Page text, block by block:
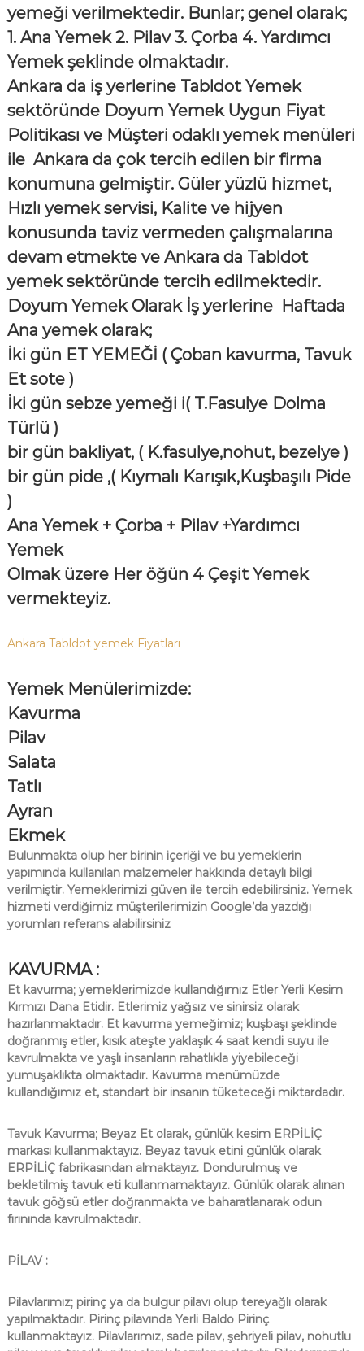
yemeği verilmektedir. Bunlar; genel olarak;
1. Ana Yemek 2. Pilav 3. Çorba 4. Yardımcı
Yemek şeklinde olmaktadır.
Ankara da iş yerlerine Tabldot Yemek
sektöründe Doyum Yemek Uygun Fiyat
Politikası ve Müşteri odaklı yemek menüleri
ile Ankara da çok tercih edilen bir firma
konumuna gelmiştir. Güler yüzlü hizmet,
Hızlı yemek servisi, Kalite ve hijyen
konusunda taviz vermeden çalışmalarına
devam etmekte ve Ankara da Tabldot
yemek sektöründe tercih edilmektedir.
Doyum Yemek Olarak İş yerlerine Haftada
Ana yemek olarak;
İki gün ET YEMEĞİ ( Çoban kavurma, Tavuk
Et sote )
İki gün sebze yemeği i( T.Fasulye Dolma
Türlü )
bir gün bakliyat, ( K.fasulye,nohut, bezelye )
bir gün pide ,( Kıymalı Karışık,Kuşbaşılı Pide
)
Ana Yemek + Çorba + Pilav +Yardımcı
Yemek
Olmak üzere Her öğün 4 Çeşit Yemek
vermekteyiz.
Ankara Tabldot yemek Fiyatları
Yemek Menülerimizde:
Kavurma
Pilav
Salata
Tatlı
Ayran
Ekmek
Bulunmakta olup her birinin içeriği ve bu yemeklerin
yapımında kullanılan malzemeler hakkında detaylı bilgi
verilmiştir. Yemeklerimizi güven ile tercih edebilirsiniz. Yemek
hizmeti verdiğimiz müşterilerimizin Google’da yazdığı
yorumları referans alabilirsiniz
KAVURMA :
Et kavurma; yemeklerimizde kullandığımız Etler Yerli Kesim
Kırmızı Dana Etidir. Etlerimiz yağsız ve sinirsiz olarak
hazırlanmaktadır. Et kavurma yemeğimiz; kuşbaşı şeklinde
doğranmış etler, kısık ateşte yaklaşık 4 saat kendi suyu ile
kavrulmakta ve yaşlı insanların rahatlıkla yiyebileceği
yumuşaklıkta olmaktadır. Kavurma menümüzde
kullandığımız et, standart bir insanın tüketeceği miktardadır.
Tavuk Kavurma; Beyaz Et olarak, günlük kesim ERPİLİÇ
markası kullanmaktayız. Beyaz tavuk etini günlük olarak
ERPİLİÇ fabrikasından almaktayız. Dondurulmuş ve
bekletilmiş tavuk eti kullanmamaktayız. Günlük olarak alınan
tavuk göğsü etler doğranmakta ve baharatlanarak odun
fırınında kavrulmaktadır.
PİLAV :
Pilavlarımız; pirinç ya da bulgur pilavı olup tereyağlı olarak
yapılmaktadır. Pirinç pilavında Yerli Baldo Pirinç
kullanmaktayız. Pilavlarımız, sade pilav, şehriyeli pilav, nohutlu